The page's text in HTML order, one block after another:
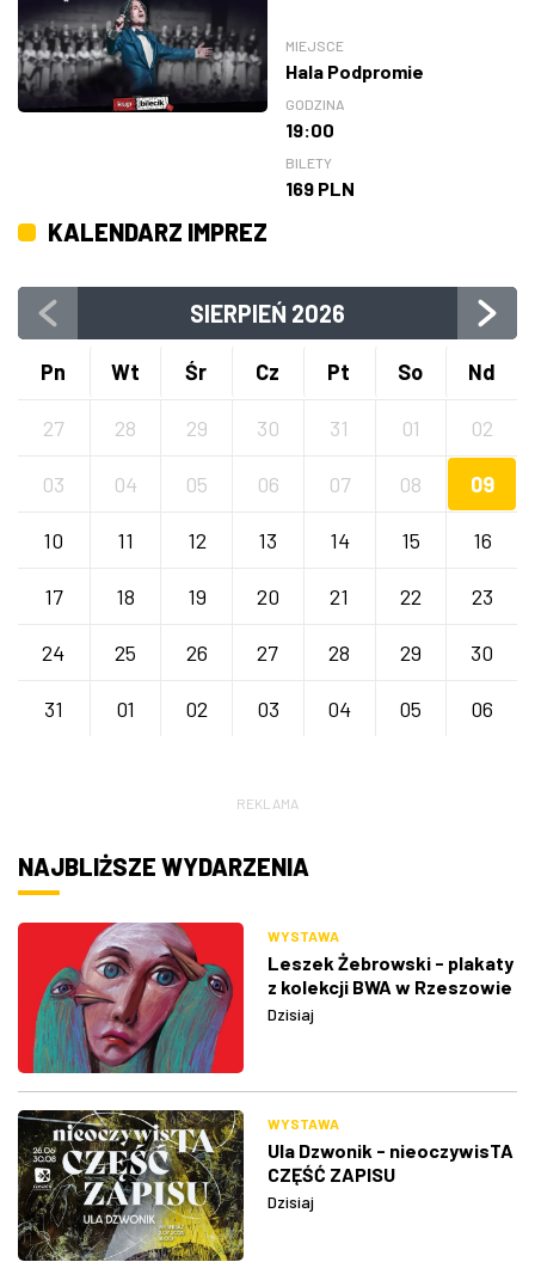
MIEJSCE
Hala Podpromie
GODZINA
19:00
BILETY
169 PLN
KALENDARZ IMPREZ
SIERPIEŃ 2026
Pn Wt Śr Cz Pt So Nd
27 28 29 30 31 01 02
03 04 05 06 07 08 09
10 11 12 13 14 15 16
17 18 19 20 21 22 23
24 25 26 27 28 29 30
31 01 02 03 04 05 06
REKLAMA
NAJBLIŻSZE WYDARZENIA
WYSTAWA
Leszek Żebrowski - plakaty
z kolekcji BWA w Rzeszowie
Dzisiaj
WYSTAWA
Ula Dzwonik - nieoczywisTA
CZĘŚĆ ZAPISU
Dzisiaj